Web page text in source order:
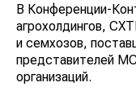
В Конференции-
агрохолдингов,
и семхозов,
представителей
организаций.